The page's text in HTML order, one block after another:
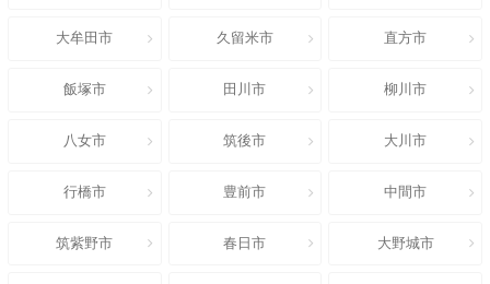
大牟田市 久留米市 直方市
飯塚市 田川市 柳川市
八女市 筑後市 大川市
行橋市 豊前市 中間市
筑紫野市 春日市 大野城市